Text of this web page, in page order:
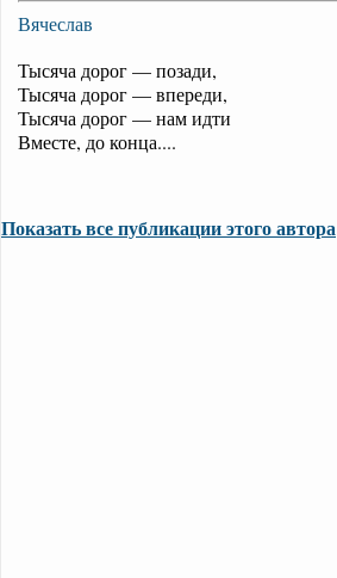
Вячеслав
Тысяча дорог — позади,
Тысяча дорог — впереди,
Тысяча дорог — нам идти
Вместе, до конца....
Показать все публикации этого автора